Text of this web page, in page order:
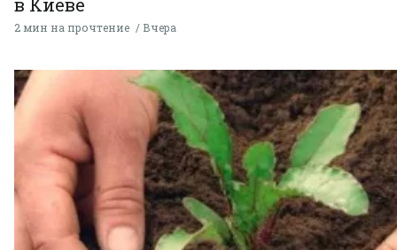
в Киеве
2 мин на прочтение Вчера